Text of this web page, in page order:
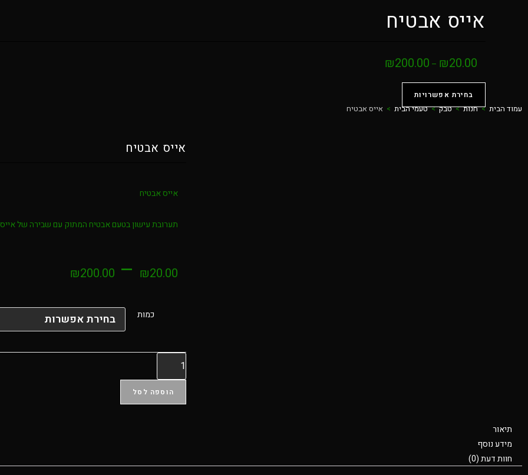
אייס אבטיח
₪20.00
–
₪200.00
בחירת אפשרויות
עמוד הבית > חנות > טבק > טעמי הבית > אייס אבטיח
אייס אבטיח
אייס אבטיח
תערובת עישון בטעם אבטיח המתוק עם שבירה של אייס
₪20.00
–
₪200.00
כמות
הוספה לסל
תיאור
מידע נוסף
חוות דעת (0)